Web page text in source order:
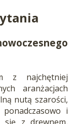
z najchętniej
aranżacjach
nutą szarości,
i